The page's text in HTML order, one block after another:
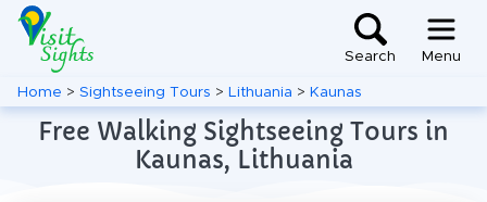
Search Menu
Home > Sightseeing Tours > Lithuania > Kaunas
Free Walking Sightseeing Tours in
Kaunas, Lithuania